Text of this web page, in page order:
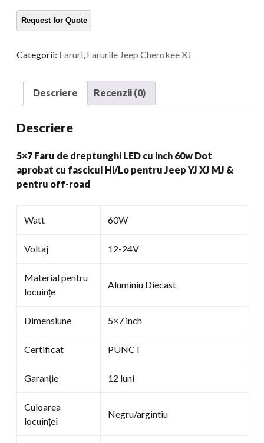
x7
inch
cu
HI/LO
YJ
MJ
&
Pentru
Categorii: Faruri Farurile Jeep Cherokee XJ
Descriere Recenzii (0)
Descriere
5×7 Faru de dreptunghi LED cu inch 60w Dot
aprobat cu fascicul Hi/Lo pentru Jeep YJ XJ MJ &
pentru off-road
Watt 60W
Voltaj 12-24V
Material pentru
locuințe
Aluminiu Diecast
Dimensiune 5×7 inch
Certificat PUNCT
Garanție 12 luni
Culoarea
locuinței
Negru/argintiu